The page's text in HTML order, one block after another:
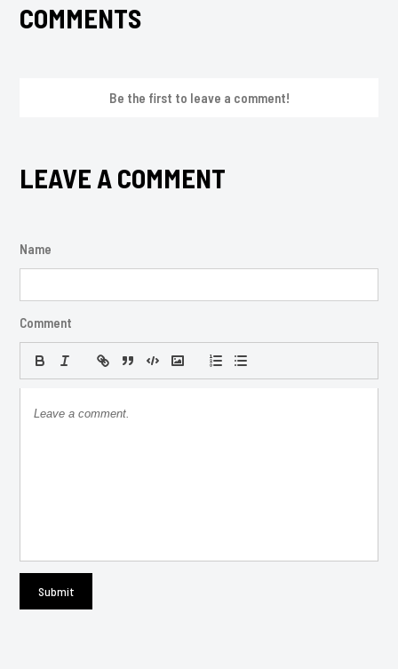
COMMENTS
Be the first to leave a comment!
LEAVE A COMMENT
Name
Comment